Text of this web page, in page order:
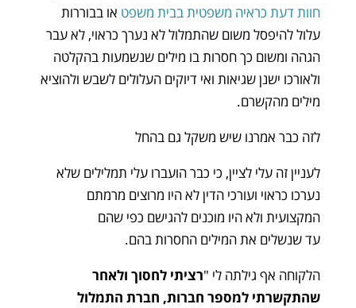
חוות דעת כראיה משפטית בבית משפט או בבוררות
עלול להיפסל משום שהתמלול לא נערך כראוי, לא עבר
הגהה ומשום כך חסרות בו מילים שנשמעות בהקלטה
ולאורכו ישנן שגיאות ואי דיוקים העלולים לשבש ולהוציא
מילים מהקשרם.
לזה כבר אמרנו שיש משקל גם בהחל
לעניין זה עלי לציין, כי כבר הועברו עלי תמלילים שלא
נערכו כראוי ועורכי הדין לא היו מרוצים מרמתם
המקצועית ולא היו מוכנים להגישם כפי שהם
עד שנשלים את המילים החסרות בהם.
הלקוחה אף גילתה לי "רציתי לחסוך ולאחר
שהתקשרתי למספר חברות, חברת התמלול